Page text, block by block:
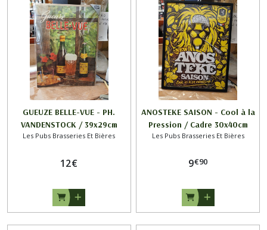
GUEUZE BELLE-VUE - PH.
VANDENSTOCK / 39x29cm
Les Pubs Brasseries Et Bières
12€
ANOSTEKE SAISON - Cool à la
Pression / Cadre 30x40cm
Les Pubs Brasseries Et Bières
9€90